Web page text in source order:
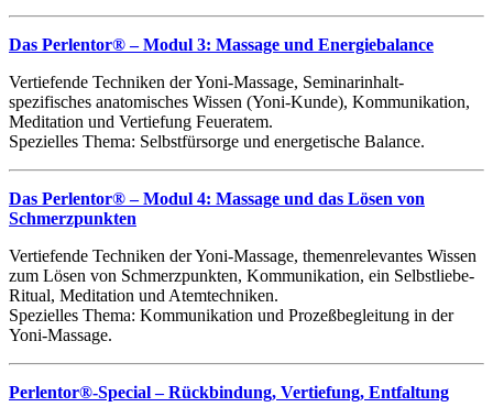
Das Perlentor® – Modul 3: Massage und Energiebalance
Vertiefende Techniken der Yoni-Massage, Seminarinhalt-
spezifisches anatomisches Wissen (Yoni-Kunde), Kommunikation,
Meditation und Vertiefung Feueratem.
Spezielles Thema: Selbstfürsorge und energetische Balance.
Das Perlentor® – Modul 4: Massage und das Lösen von
Schmerzpunkten
Vertiefende Techniken der Yoni-Massage, themenrelevantes Wissen
zum Lösen von Schmerzpunkten, Kommunikation, ein Selbstliebe-
Ritual, Meditation und Atemtechniken.
Spezielles Thema: Kommunikation und Prozeßbegleitung in der
Yoni-Massage.
Perlentor®-Special – Rückbindung, Vertiefung, Entfaltung